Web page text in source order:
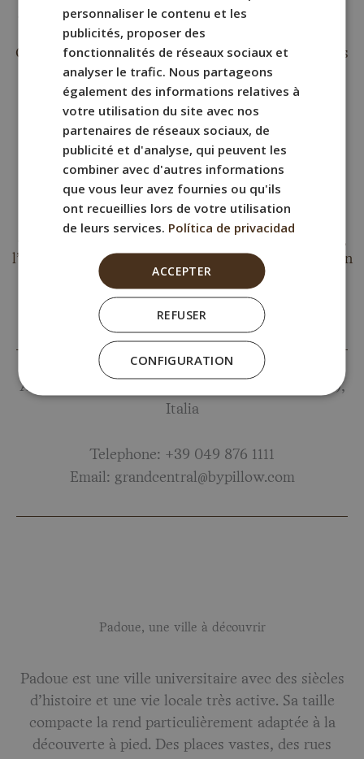
déplacer à pied et d’atteindre en quelques minutes
des lieux tels que la Chapelle des Scrovegni, les
Giardini dell’Arena, le centre historique et d’autres
points d’intérêt de la ville.
Petit-déjeuner et encas
L’hôtel dispose d’un kiosque à nourriture à la
réception, parfait pour un café, une collation ou
quelque chose à emporter avant de partir. De plus,
l’hôtel offre un grand espace petit-déjeuner avec un
buffet varié, idéal pour commencer la journée en
toute tranquillité et énergie, sans avoir à chercher
une alternative ailleurs.
Adresse: Corso del Popolo, 81 35131 Padova (PD),
Italia
Telephone: +39 049 876 1111
Email: grandcentral@bypillow.com
Padoue, une ville à découvrir
Padoue est une ville universitaire avec des siècles
d’histoire et une vie locale très active. Sa taille
compacte la rend particulièrement adaptée à la
découverte à pied. Des places vastes, des rues
ITALIAN
personnaliser le contenu et les
publicités, proposer des
fonctionnalités de réseaux sociaux et
analyser le trafic. Nous partageons
également des informations relatives à
votre utilisation du site avec nos
partenaires de réseaux sociaux, de
publicité et d'analyse, qui peuvent les
combiner avec d'autres informations
que vous leur avez fournies ou qu'ils
ont recueillies lors de votre utilisation
de leurs services. Política de privacidad
ACCEPTER
REFUSER
CONFIGURATION